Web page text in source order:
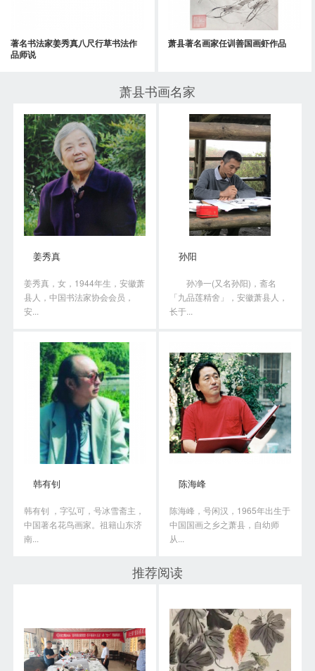
著名书法家姜秀真八尺行草书法作
品师说
萧县著名画家任训善国画虾作品
萧县书画名家
姜秀真
姜秀真，女，1944年生，安徽萧
县人，中国书法家协会会员，
安...
孙阳
孙净一(又名孙阳)，斋名
「九品莲精舍」，安徽萧县人，
长于...
韩有钊
韩有钊 ，字弘可，号冰雪斋主，
中国著名花鸟画家。祖籍山东济
南...
陈海峰
陈海峰，号闲汉，1965年出生于
中国国画之乡之萧县，自幼师
从...
推荐阅读